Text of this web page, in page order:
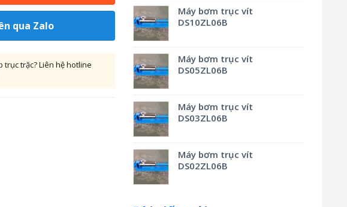
Máy bơm trục vít
DS10ZL06B
Máy bơm trục vít
DS05ZL06B
Máy bơm trục vít
DS03ZL06B
Máy bơm trục vít
DS02ZL06B
qua Zalo
trục trặc? Liên hệ hotline